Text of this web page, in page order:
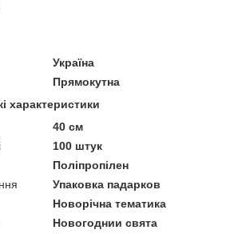
Україна
Прямокутна
характеристики
40 см
100 штук
Поліпропілен
Упаковка падарков
Новорічна тематика
Новогоднии свята